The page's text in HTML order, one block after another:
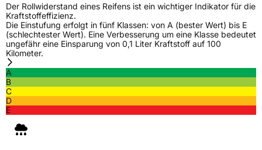
Der Rollwiderstand eines Reifens ist ein wichtiger Indikator für die
Kraftstoffeffizienz.
Die Einstufung erfolgt in fünf Klassen: von A (bester Wert) bis E
(schlechtester Wert). Eine Verbesserung um eine Klasse bedeutet
ungefähr eine Einsparung von 0,1 Liter Kraftstoff auf 100
Kilometer.
A
B
C
D
E